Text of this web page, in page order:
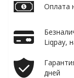
Оплата
Liqpay,
дней